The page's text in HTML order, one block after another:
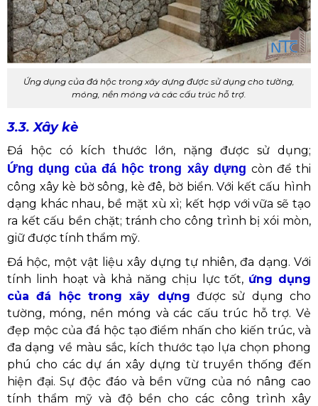
Ứng dụng của đá hộc trong xây dựng được sử dụng cho tường,
móng, nền móng và các cấu trúc hỗ trợ.
3.3. Xây kè
Đá hộc có kích thước lớn, nặng được sử dụng;
Ứng dụng của đá hộc trong xây dựng còn để thi
công xây kè bờ sông, kè đê, bờ biển. Với kết cấu hình
dạng khác nhau, bề mặt xù xì; kết hợp với vữa sẽ tạo
ra kết cấu bền chặt; tránh cho công trình bị xói mòn,
giữ được tính thẩm mỹ.
Đá hộc, một vật liệu xây dựng tự nhiên, đa dạng. Với
tính linh hoạt và khả năng chịu lực tốt, ứng dụng
của đá hộc trong xây dựng được sử dụng cho
tường, móng, nền móng và các cấu trúc hỗ trợ. Vẻ
đẹp mộc của đá hộc tạo điểm nhấn cho kiến trúc, và
đa dạng về màu sắc, kích thước tạo lựa chọn phong
phú cho các dự án xây dựng từ truyền thống đến
hiện đại. Sự độc đáo và bền vững của nó nâng cao
tính thẩm mỹ và độ bền cho các công trình xây